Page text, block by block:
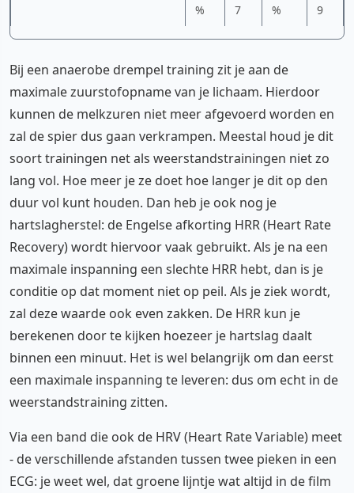
% 7 % 9
Bij een anaerobe drempel training zit je aan de
maximale zuurstofopname van je lichaam. Hierdoor
kunnen de melkzuren niet meer afgevoerd worden en
zal de spier dus gaan verkrampen. Meestal houd je dit
soort trainingen net als weerstandstrainingen niet zo
lang vol. Hoe meer je ze doet hoe langer je dit op den
duur vol kunt houden. Dan heb je ook nog je
hartslagherstel: de Engelse afkorting HRR (Heart Rate
Recovery) wordt hiervoor vaak gebruikt. Als je na een
maximale inspanning een slechte HRR hebt, dan is je
conditie op dat moment niet op peil. Als je ziek wordt,
zal deze waarde ook even zakken. De HRR kun je
berekenen door te kijken hoezeer je hartslag daalt
binnen een minuut. Het is wel belangrijk om dan eerst
een maximale inspanning te leveren: dus om echt in de
weerstandstraining zitten.
Via een band die ook de HRV (Heart Rate Variable) meet
- de verschillende afstanden tussen twee pieken in een
ECG: je weet wel, dat groene lijntje wat altijd in de film